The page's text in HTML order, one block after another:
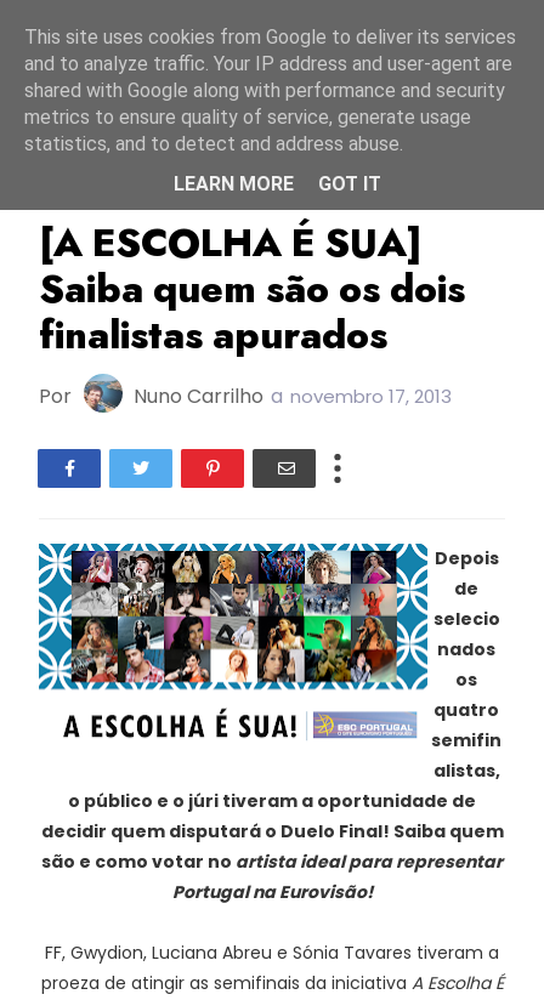
A Escolha É Sua
[A ESCOLHA É SUA]
Saiba quem são os dois
finalistas apurados
Por Nuno Carrilho a novembro 17, 2013
Depois
de
selecio
nados
os
quatro
semifin
alistas,
o público e o júri tiveram a oportunidade de
decidir quem disputará o Duelo Final! Saiba quem
são e como votar no artista ideal para representar
Portugal na Eurovisão!
FF, Gwydion, Luciana Abreu e Sónia Tavares tiveram a
proeza de atingir as semifinais da iniciativa A Escolha É
This site uses cookies from Google to deliver its services
and to analyze traffic. Your IP address and user-agent are
shared with Google along with performance and security
metrics to ensure quality of service, generate usage
statistics, and to detect and address abuse.
LEARN MORE
GOT IT